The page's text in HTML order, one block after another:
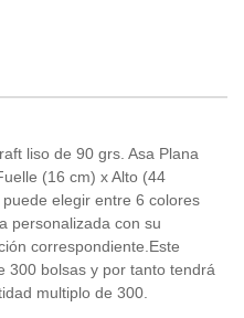
liso de 90 grs. Asa Plana
(16 cm) x Alto (44
elegir entre 6 colores
personalizada con su
correspondiente.Este
300 bolsas y por tanto tendrá
multiplo de 300.